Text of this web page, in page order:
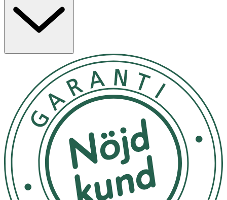
- Applicera deodoranten i armhålan. Applicera endast en
tunn hinna där du brukar svettas.
Innehåll
Aqua, Sodium Bicarbonate, Sodium Sulfate, Sodium
Carbonate, Phenoxyethanol, Caprylyl Glycol.